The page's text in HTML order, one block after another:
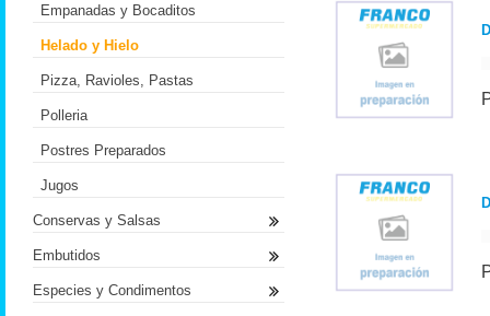
Empanadas y Bocaditos
Helado y Hielo
Pizza, Ravioles, Pastas
Polleria
Postres Preparados
Jugos
Conservas y Salsas
Embutidos
Especies y Condimentos